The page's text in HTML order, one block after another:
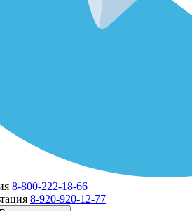
8-800-222-18-66
8-920-920-12-77